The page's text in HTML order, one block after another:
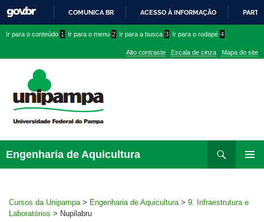
PARA
CONTEÚDO
COMUNICA BR ACESSO À INFORMAÇÃO
conteúdo
menu
superior
menu
Ir para o conteúdo 1 Ir para o menu 2 Ir para a busca 3 Ir para o rodapé 4
Alto contraste Escala de cinza Mapa do site
Engenharia de Aquicultura
para
Cursos da Unipampa > Engenharia de Aquicultura > 9. Infraestrutura e
Laboratórios > Nupilabru